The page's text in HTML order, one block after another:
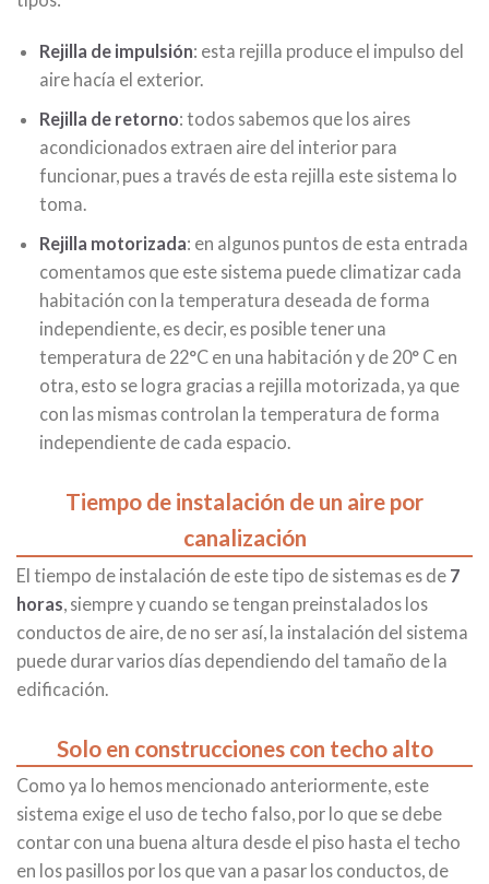
Rejilla de impulsión: esta rejilla produce el impulso del
aire hacía el exterior.
Rejilla de retorno: todos sabemos que los aires
acondicionados extraen aire del interior para
funcionar, pues a través de esta rejilla este sistema lo
toma.
Rejilla motorizada: en algunos puntos de esta entrada
comentamos que este sistema puede climatizar cada
habitación con la temperatura deseada de forma
independiente, es decir, es posible tener una
temperatura de 22°C en una habitación y de 20° C en
otra, esto se logra gracias a rejilla motorizada, ya que
con las mismas controlan la temperatura de forma
independiente de cada espacio.
Tiempo de instalación de un aire por
canalización
El tiempo de instalación de este tipo de sistemas es de 7
horas , siempre y cuando se tengan preinstalados los
conductos de aire, de no ser así, la instalación del sistema
puede durar varios días dependiendo del tamaño de la
edificación.
Solo en construcciones con techo alto
Como ya lo hemos mencionado anteriormente, este
sistema exige el uso de techo falso, por lo que se debe
contar con una buena altura desde el piso hasta el techo
en los pasillos por los que van a pasar los conductos, de